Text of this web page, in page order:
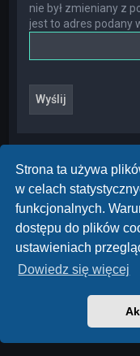
Strona ta używa
w celach
funkcjonalnych.
dostępu do plików
ustawieniach
Dowiedz się więcej
nie był zmieniany z
jest to adres podany
Strona główna
Powered by phpBB •
Polski pakiet językowy